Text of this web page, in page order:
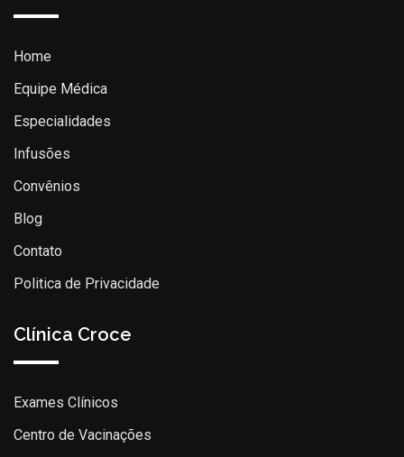
Home
Equipe Médica
Especialidades
Infusões
Convênios
Blog
Contato
Politica de Privacidade
Clínica Croce
Exames Clínicos
Centro de Vacinações